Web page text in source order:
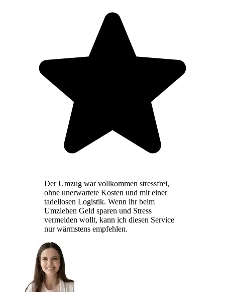
Der Umzug war vollkommen stressfrei,
ohne unerwartete Kosten und mit einer
tadellosen Logistik. Wenn ihr beim
Umziehen Geld sparen und Stress
vermeiden wollt, kann ich diesen Service
nur wärmstens empfehlen.